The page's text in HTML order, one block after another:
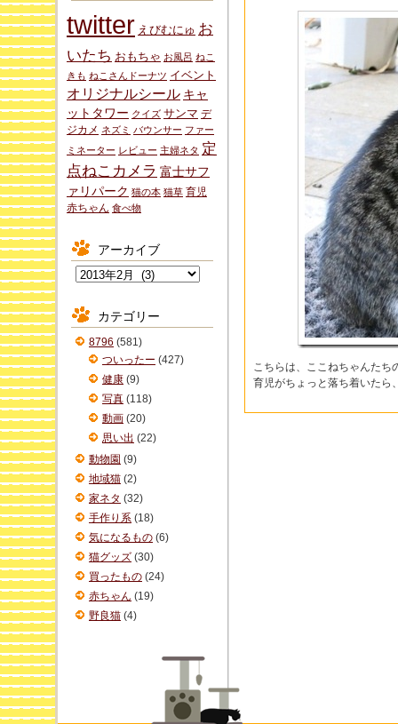
こちらは、ここねちゃんたち
育児がちょっと落ち着いたら
twitter えびむにゅ お
いたち おもちゃ お風呂 ねこ
きも ねこさんドーナツ イベント
オリジナルシール キャ
ットタワー クイズ サンマ デ
ジカメ ネズミ バウンサー ファー
ミネーター レビュー 主婦ネタ 定
点ねこカメラ 富士サフ
ァリパーク 猫の本 猫草 育児
赤ちゃん 食べ物
アーカイブ
イ
ブ
カテゴリー
8796 (581)
ついったー (427)
健康 (9)
写真 (118)
動画 (20)
思い出 (22)
動物園 (9)
地域猫 (2)
家ネタ (32)
手作り系 (18)
気になるもの (6)
猫グッズ (30)
買ったもの (24)
赤ちゃん (19)
野良猫 (4)